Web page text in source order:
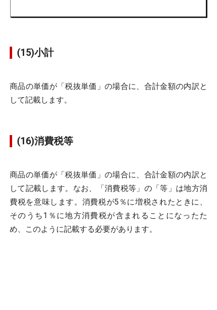
(15)小計
商品の単価が「税抜単価」の場合に、合計金額の内訳と
して記載します。
(16)消費税等
商品の単価が「税抜単価」の場合に、合計金額の内訳と
して記載します。なお、「消費税等」の「等」は地方消
費税を意味します。消費税が5％に増税されたときに、
そのうち1％に地方消費税が含まれることになったた
め、このように記載する必要があります。